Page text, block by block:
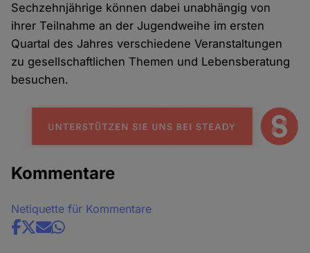
Sechzehnjährige können dabei unabhängig von
ihrer Teilnahme an der Jugendweihe im ersten
Quartal des Jahres verschiedene Veranstaltungen
zu gesellschaftlichen Themen und Lebensberatung
besuchen.
Kommentare
Netiquette für Kommentare
Share